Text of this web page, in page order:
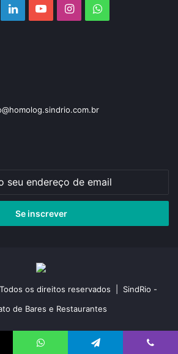
LinkedinYouTubeInstagramWhatsApp
os direitos reservados | SindRio -
de Bares e Restaurantes